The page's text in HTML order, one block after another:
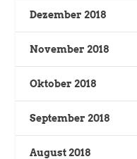
Dezember 2018
November 2018
Oktober 2018
September 2018
August 2018